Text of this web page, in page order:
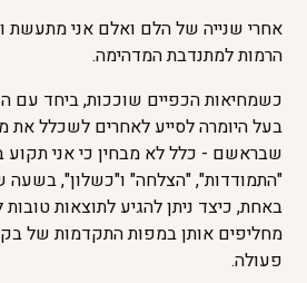
אחרי שנייה של הלם ואלם אני מתעשת
הרמות למתנדבת המדהימה.
כשמחיאות הכפיים שוככות, ביחד עם
בעל היומרה לסייע לאחרים לשכלל
שבראשם - כלל לא מבחין כי אני תקוע
"התמודדות", "הצלחה" ו"כשלון", בשעה
באחת, כיצד ניתן להגיע לתוצאות
מחליפים אותן במפות התקדמות של
פעולה.